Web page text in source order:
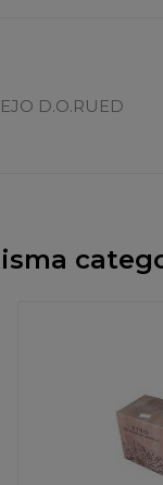
D.O.RUED